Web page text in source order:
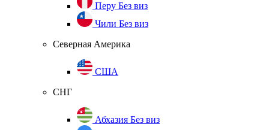
Перу Без виз
Чили Без виз
Северная Америка
США
СНГ
Абхазия Без виз